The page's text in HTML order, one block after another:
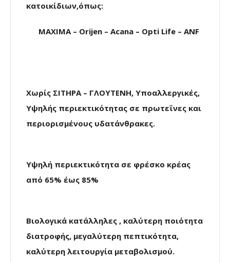
κατοικίδιων,όπως:
ΜΑΧΙΜΑ – Orijen – Acana – Opti Life – ANF
Χωρίς ΣΙΤΗΡΑ – ΓΛΟΥΤΕΝΗ, Υποαλλεργικές,
Υψηλής περιεκτικότητας σε πρωτεΐνες και
περιορισμένους υδατάνθρακες.
Υψηλή περιεκτικότητα σε φρέσκο κρέας
από 65% έως 85%
Βιολογικά κατάλληλες , καλύτερη ποιότητα
διατροφής, μεγαλύτερη πεπτικότητα,
καλύτερη λειτουργία μεταβολισμού.